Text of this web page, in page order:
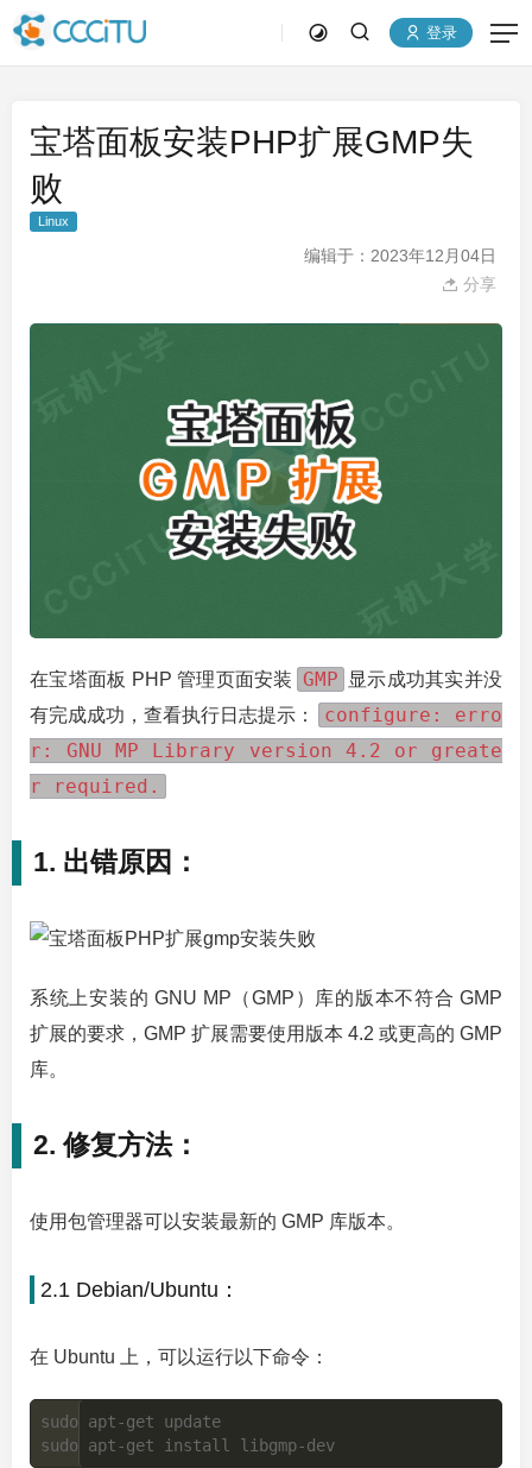
登录
宝塔面板安装PHP扩展GMP失
败
Linux
编辑于：2023年12月04日
分享
在宝塔面板 PHP 管理页面安装 GMP
显示成功其实并没
有完成成功，查看执行日志提示：
configure: erro
r: GNU MP Library version 4.2 or greate
r required.
1. 出错原因：
系统上安装的 GNU MP（GMP）库的版本不符合 GMP
扩展的要求，GMP 扩展需要使用版本 4.2 或更高的 GMP
库。
2. 修复方法：
使用包管理器可以安装最新的 GMP 库版本。
2.1 Debian/Ubuntu：
在 Ubuntu 上，可以运行以下命令：
sudo apt-get update